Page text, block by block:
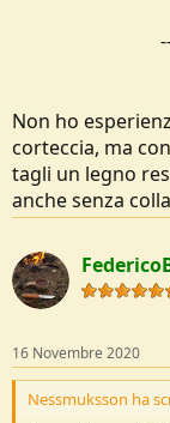
Non ho
corteccia, ma
tagli un legno
anche senza
16 Novembre 2020
Nessmuksson ha